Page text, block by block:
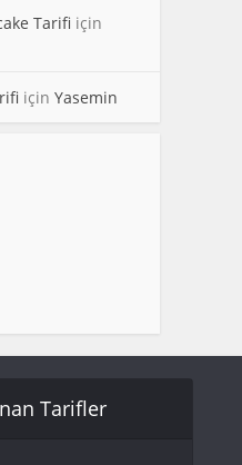
Tarifi için
için Yasemin
Tarifler